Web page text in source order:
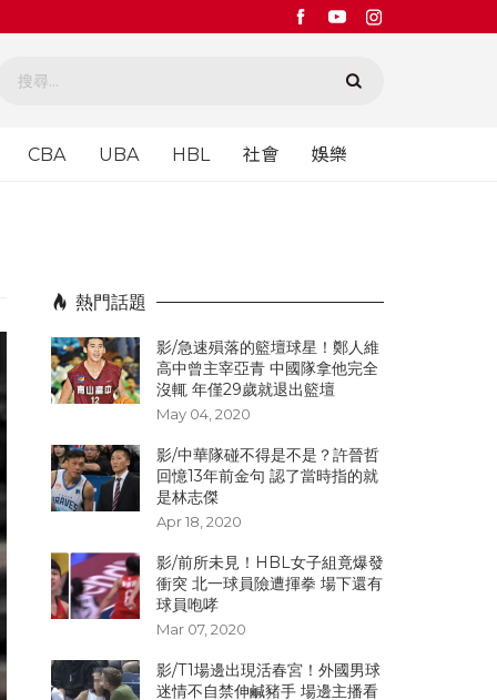
CBA UBA HBL 社會 娛樂
熱門話題
影/急速殞落的籃壇球星！鄭人維
高中曾主宰亞青 中國隊拿他完全
沒輒 年僅29歲就退出籃壇
May 04, 2020
影/中華隊碰不得是不是？許晉哲
回憶13年前金句 認了當時指的就
是林志傑
Apr 18, 2020
影/前所未見！HBL女子組竟爆發
衝突 北一球員險遭揮拳 場下還有
球員咆哮
Mar 07, 2020
影/T1場邊出現活春宮！外國男球
迷情不自禁伸鹹豬手 場邊主播看